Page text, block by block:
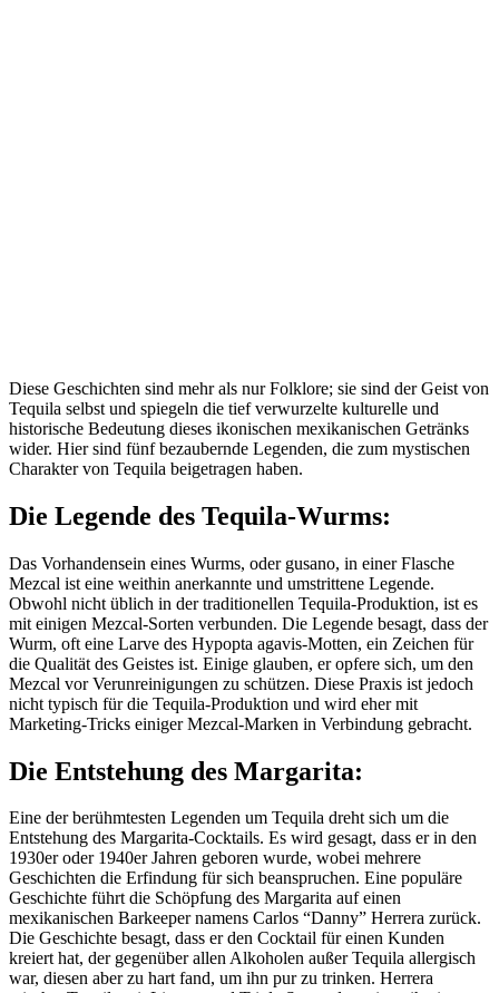
Diese Geschichten sind mehr als nur Folklore; sie sind der Geist von
Tequila selbst und spiegeln die tief verwurzelte kulturelle und
historische Bedeutung dieses ikonischen mexikanischen Getränks
wider. Hier sind fünf bezaubernde Legenden, die zum mystischen
Charakter von Tequila beigetragen haben.
Die Legende des Tequila-Wurms:
Das Vorhandensein eines Wurms, oder gusano, in einer Flasche
Mezcal ist eine weithin anerkannte und umstrittene Legende.
Obwohl nicht üblich in der traditionellen Tequila-Produktion, ist es
mit einigen Mezcal-Sorten verbunden. Die Legende besagt, dass der
Wurm, oft eine Larve des Hypopta agavis-Motten, ein Zeichen für
die Qualität des Geistes ist. Einige glauben, er opfere sich, um den
Mezcal vor Verunreinigungen zu schützen. Diese Praxis ist jedoch
nicht typisch für die Tequila-Produktion und wird eher mit
Marketing-Tricks einiger Mezcal-Marken in Verbindung gebracht.
Die Entstehung des Margarita:
Eine der berühmtesten Legenden um Tequila dreht sich um die
Entstehung des Margarita-Cocktails. Es wird gesagt, dass er in den
1930er oder 1940er Jahren geboren wurde, wobei mehrere
Geschichten die Erfindung für sich beanspruchen. Eine populäre
Geschichte führt die Schöpfung des Margarita auf einen
mexikanischen Barkeeper namens Carlos “Danny” Herrera zurück.
Die Geschichte besagt, dass er den Cocktail für einen Kunden
kreiert hat, der gegenüber allen Alkoholen außer Tequila allergisch
war, diesen aber zu hart fand, um ihn pur zu trinken. Herrera